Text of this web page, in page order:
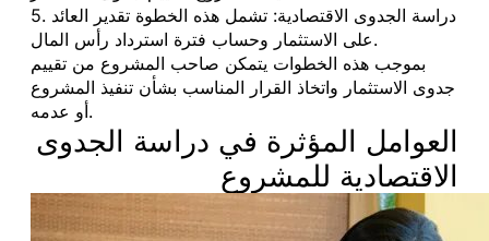
5. دراسة الجدوى الاقتصادية: تشمل هذه الخطوة تقدير العائد
على الاستثمار وحساب فترة استرداد رأس المال.
بموجب هذه الخطوات يتمكن صاحب المشروع من تقييم
جدوى الاستثمار واتخاذ القرار المناسب بشأن تنفيذ المشروع
أو عدمه.
العوامل المؤثرة في دراسة الجدوى
الاقتصادية للمشروع